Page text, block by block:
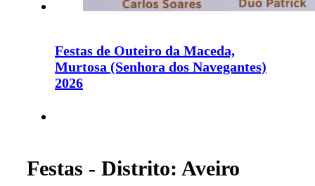
Festas de Outeiro da Maceda,
Murtosa (Senhora dos Navegantes)
2026
Festas - Distrito: Aveiro